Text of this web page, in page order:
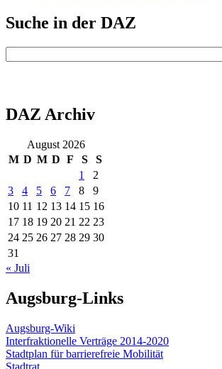
Suche in der DAZ
DAZ Archiv
August 2026
M D M D F S
S
1
2
3
4 5 6 7 8
9
10 11 12 13 14 15 16
17 18 19 20 21 22 23
24 25 26 27 28 29 30
31
« Juli
Augsburg-Links
Augsburg-Wiki
Interfraktionelle Verträge 2014-2020
Stadtplan für barrierefreie Mobilität
Stadtrat